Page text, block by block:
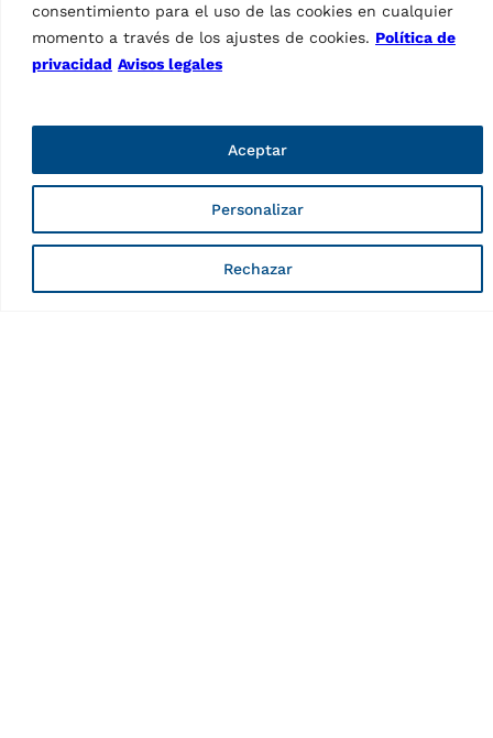
consentimiento para el uso de las cookies en cualquier
momento a través de los ajustes de cookies. Política de
privacidad Avisos legales
Personalizar
Rechazar
Aceptar
Copyright © 2026 ravaglioli.com/es